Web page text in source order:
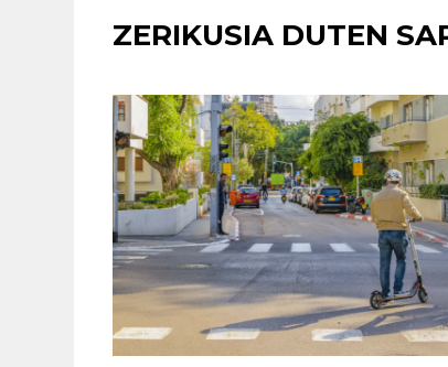
ZERIKUSIA DUTEN